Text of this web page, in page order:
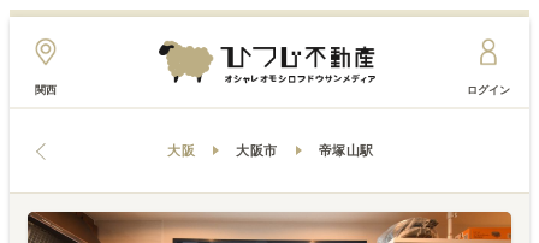
関西 ログイン
大阪 大阪市 帝塚山駅